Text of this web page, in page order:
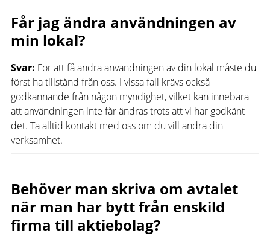
Får jag ändra användningen av
min lokal?
Svar: För att få ändra användningen av din lokal måste du
först ha tillstånd från oss. I vissa fall krävs också
godkännande från någon myndighet, vilket kan innebära
att användningen inte får ändras trots att vi har godkänt
det. Ta alltid kontakt med oss om du vill ändra din
verksamhet.
Behöver man skriva om avtalet
när man har bytt från enskild
firma till aktiebolag?